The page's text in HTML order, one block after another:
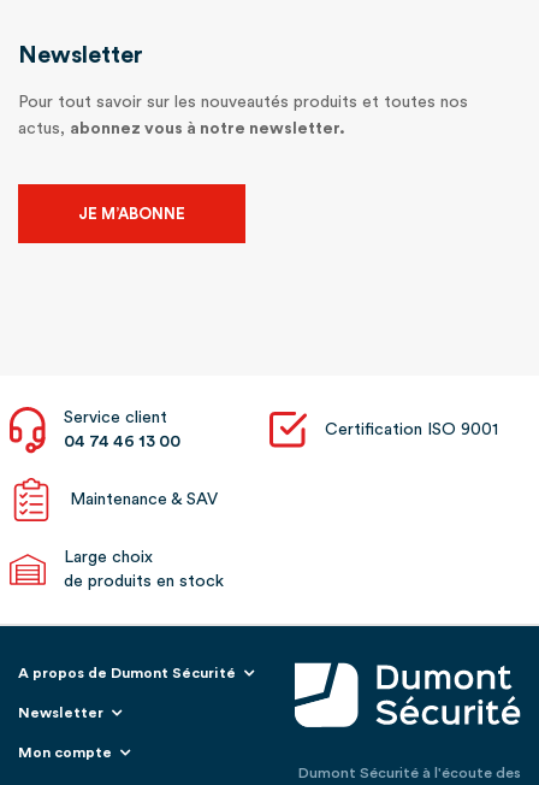
Newsletter
Pour tout savoir sur les nouveautés produits et toutes nos
actus, abonnez vous à notre newsletter.
JE M’ABONNE
Service client
04 74 46 13 00
Certification ISO 9001
Maintenance & SAV
Large choix
de produits en stock
A propos de Dumont Sécurité
Newsletter
Mon compte
Dumont Sécurité à l'écoute des